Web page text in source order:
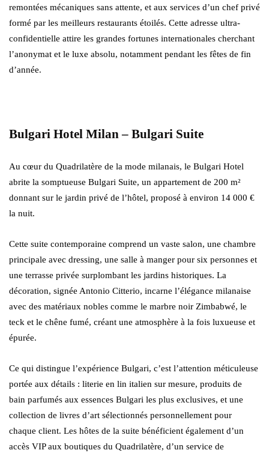
remontées mécaniques sans attente, et aux services d’un chef privé
formé par les meilleurs restaurants étoilés. Cette adresse ultra-
confidentielle attire les grandes fortunes internationales cherchant
l’anonymat et le luxe absolu, notamment pendant les fêtes de fin
d’année.
Bulgari Hotel Milan – Bulgari Suite
Au cœur du Quadrilatère de la mode milanais, le Bulgari Hotel
abrite la somptueuse Bulgari Suite, un appartement de 200 m²
donnant sur le jardin privé de l’hôtel, proposé à environ 14 000 €
la nuit.
Cette suite contemporaine comprend un vaste salon, une chambre
principale avec dressing, une salle à manger pour six personnes et
une terrasse privée surplombant les jardins historiques. La
décoration, signée Antonio Citterio, incarne l’élégance milanaise
avec des matériaux nobles comme le marbre noir Zimbabwé, le
teck et le chêne fumé, créant une atmosphère à la fois luxueuse et
épurée.
Ce qui distingue l’expérience Bulgari, c’est l’attention méticuleuse
portée aux détails : literie en lin italien sur mesure, produits de
bain parfumés aux essences Bulgari les plus exclusives, et une
collection de livres d’art sélectionnés personnellement pour
chaque client. Les hôtes de la suite bénéficient également d’un
accès VIP aux boutiques du Quadrilatère, d’un service de